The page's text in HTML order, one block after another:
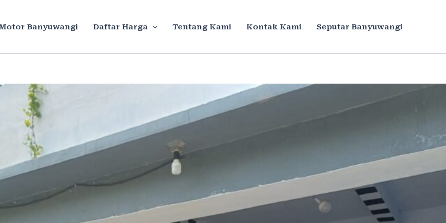
Banyuwangi Daftar Harga Tentang Kami Kontak Kami Seputar Banyuwangi